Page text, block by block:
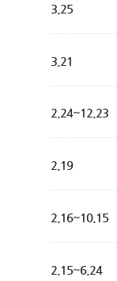
3.25
3.21
2.24~12.23
2.19
2.16~10.15
2.15~6.24